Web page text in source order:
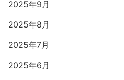
2025年9月
2025年8月
2025年7月
2025年6月